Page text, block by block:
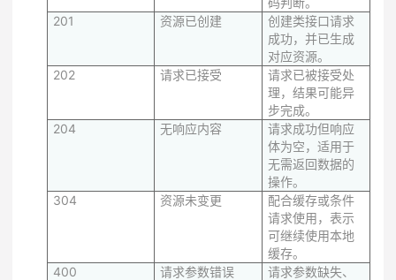
201
资源已创建
创建类接口请求
成功，并已生成
对应资源。
202
请求已接受
请求已被接受处
理，结果可能异
步完成。
204
无响应内容
请求成功但响应
体为空，适用于
无需返回数据的
操作。
304
资源未变更
配合缓存或条件
请求使用，表示
可继续使用本地
缓存。
400
请求参数错误
请求参数缺失、